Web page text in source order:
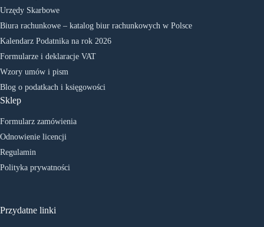
Urzędy Skarbowe
Biura rachunkowe – katalog biur rachunkowych w Polsce
Kalendarz Podatnika na rok 2026
Formularze i deklaracje VAT
Wzory umów i pism
Blog o podatkach i księgowości
Sklep
Formularz zamówienia
Odnowienie licencji
Regulamin
Polityka prywatności
Przydatne linki